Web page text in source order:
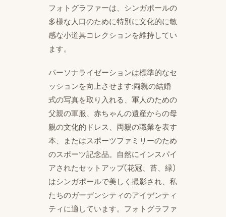
フォトグラファーは、シンガポールの
多様な人口のために特別に文化的に敏
感な小道具コレクションを維持してい
ます。
パーソナライゼーションは標準的なセ
ッションを向上させます:両親の結婚
式の写真を取り入れる、軍人のための
父親の軍服、赤ちゃんの遺産からの母
親の文化的ドレス、両親の職業を表す
本、またはスポーツファミリーのため
のスポーツ記念品。自然にインスパイ
アされたセットアップ(花冠、苔、緑)
はシンガポールで美しく撮影され、私
たちのガーデンシティのアイデンティ
ティに適しています。フォトグラファ